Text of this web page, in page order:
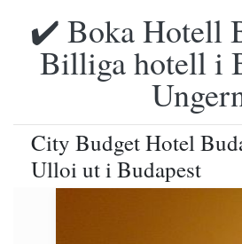
✔️ Boka Hotell
Billiga hotell i
City Budget Hotel
Ulloi ut i Budapest